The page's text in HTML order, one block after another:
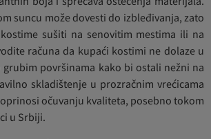
suncu može dovesti do izbleđivanja, zato
sušiti na senovitim mestima ili na
računa da kupaći kostimi ne dolaze u
površinama kako bi ostali nežni na
skladištenje u prozračnim vrećicama
očuvanju kvaliteta, posebno tokom
u Srbiji.